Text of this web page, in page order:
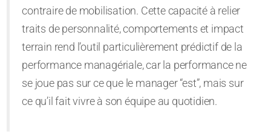
contraire de mobilisation. Cette capacité à relier
traits de personnalité, comportements et impact
terrain rend l’outil particulièrement prédictif de la
performance managériale, car la performance ne
se joue pas sur ce que le manager “est”, mais sur
ce qu’il fait vivre à son équipe au quotidien.